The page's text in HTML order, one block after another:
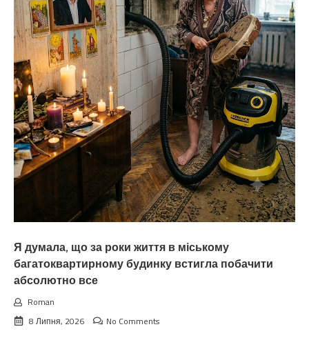
Я думала, що за роки життя в міському
багатоквартирному будинку встигла побачити
абсолютно все
Roman
8 Липня, 2026
No Comments